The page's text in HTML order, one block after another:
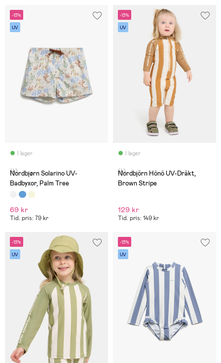
-13%
UV
I lager
(4)
Nordbjørn Solarino UV-
Badbyxor, Palm Tree
69 kr
Tid. pris: 79 kr
-13%
UV
I lager
(4)
Nordbjörn Hönö UV-Dräkt,
Brown Stripe
129 kr
Tid. pris: 149 kr
-13%
UV
-13%
UV